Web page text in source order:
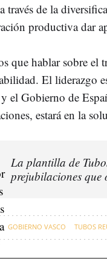
través de la
productiva dar
que hablar sobre el
El liderazgo
y el Gobierno de
estará en la
La plantilla de
prejubilaciones que
GOBIERNO VASCO TUBOS
MINISTRO DE INDUSTRIA